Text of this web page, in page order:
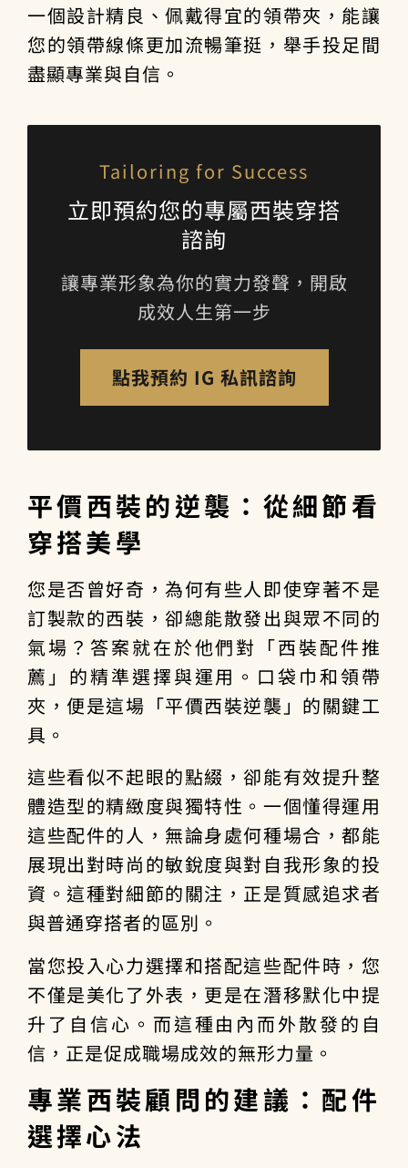
一個設計精良、佩戴得宜的領帶夾，能讓
您的領帶線條更加流暢筆挺，舉手投足間
盡顯專業與自信。
Tailoring for Success
立即預約您的專屬西裝穿搭
諮詢
讓專業形象為你的實力發聲，開啟
成效人生第一步
點我預約 IG 私訊諮詢
平價西裝的逆襲：從細節看
穿搭美學
您是否曾好奇，為何有些人即使穿著不是
訂製款的西裝，卻總能散發出與眾不同的
氣場？答案就在於他們對「西裝配件推
薦 」的精準選擇與運用。口袋巾和領帶
夾，便是這場「平價西裝逆襲」的關鍵工
具。
這些看似不起眼的點綴，卻能有效提升整
體造型的精緻度與獨特性。一個懂得運用
這些配件的人，無論身處何種場合，都能
展現出對時尚的敏銳度與對自我形象的投
資。這種對細節的關注，正是質感追求者
與普通穿搭者的區別。
當您投入心力選擇和搭配這些配件時，您
不僅是美化了外表，更是在潛移默化中提
升了自信心。而這種由內而外散發的自
信，正是促成職場成效的無形力量。
專業西裝顧問的建議：配件
選擇心法